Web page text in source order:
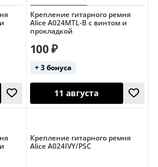
Крепление гитарного ремня
Alice A024MTL-B с винтом и
прокладкой
100 ₽
+ 3 бонуса
11 августа
Крепление гитарного ремня
Alice A024IVY/PSC